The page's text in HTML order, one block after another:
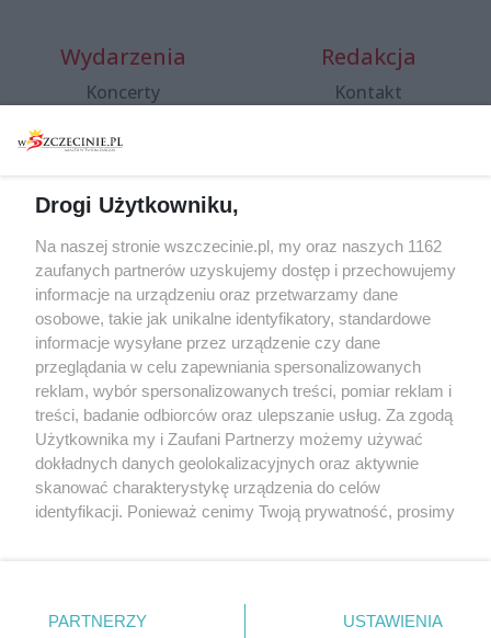
Wydarzenia
Koncerty
Spacery i oprowadzania
targi
Wernisaże
Więcej
Redakcja
Kontakt
Specjalny koncert z okazji
20. urodzin portalu
wSzczecinie.pl
Regulamin konkursów
śniadaniówka "Hej
Szczecin! Jest piątek!"
Partnerzy
Praca Szczecin
Drogi Użytkowniku,
Na naszej stronie wszczecinie.pl, my oraz naszych 1162
zaufanych partnerów uzyskujemy dostęp i przechowujemy
informacje na urządzeniu oraz przetwarzamy dane
osobowe, takie jak unikalne identyfikatory, standardowe
informacje wysyłane przez urządzenie czy dane
przeglądania w celu zapewniania spersonalizowanych
reklam, wybór spersonalizowanych treści, pomiar reklam i
treści, badanie odbiorców oraz ulepszanie usług. Za zgodą
Użytkownika my i Zaufani Partnerzy możemy używać
dokładnych danych geolokalizacyjnych oraz aktywnie
skanować charakterystykę urządzenia do celów
identyfikacji. Ponieważ cenimy Twoją prywatność, prosimy
prywatności znajdujący się w lewym dolnym rogu strony
. Niektóre rodzaje przetwarzania danych nie wymagają
PARTNERZY USTAWIENIA